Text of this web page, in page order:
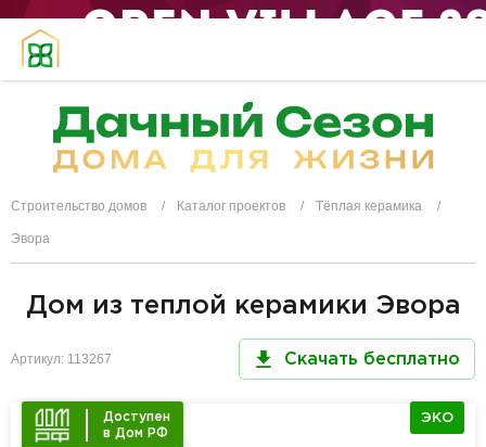
Строительство домов Каталог проектов Тёплая керамика
Эвора
Дом из теплой керамики Эвора
Артикул: 113267 Скачать бесплатно
Доступен
в Дом РФ
ЭКО